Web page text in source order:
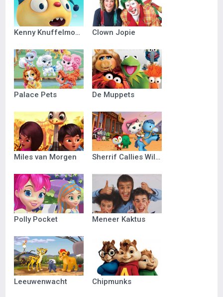
Kenny Knuffelmonster Clown Jopie
Palace Pets De Muppets
Miles van Morgen Sherrif Callies Wilde Westen
Polly Pocket Meneer Kaktus
Leeuwenwacht Chipmunks